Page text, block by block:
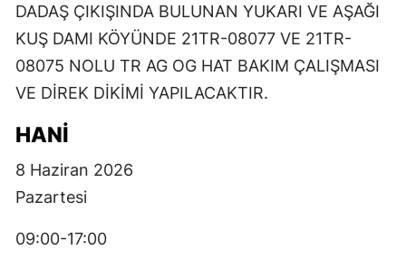
DADAŞ ÇIKIŞINDA BULUNAN YUKARI VE AŞAĞI
KUŞ DAMI KÖYÜNDE 21TR-08077 VE 21TR-
08075 NOLU TR AG OG HAT BAKIM ÇALIŞMASI
VE DİREK DİKİMİ YAPILACAKTIR.
HANİ
8 Haziran 2026
Pazartesi
09:00-17:00